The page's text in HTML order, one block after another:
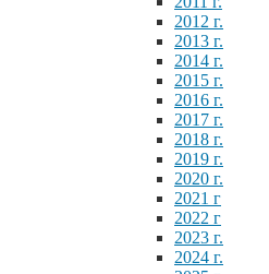
2012 г.
2013 г.
2014 г.
2015 г.
2016 г.
2017 г.
2018 г.
2019 г.
2020 г.
2021 г
2022 г
2023 г.
2024 г.